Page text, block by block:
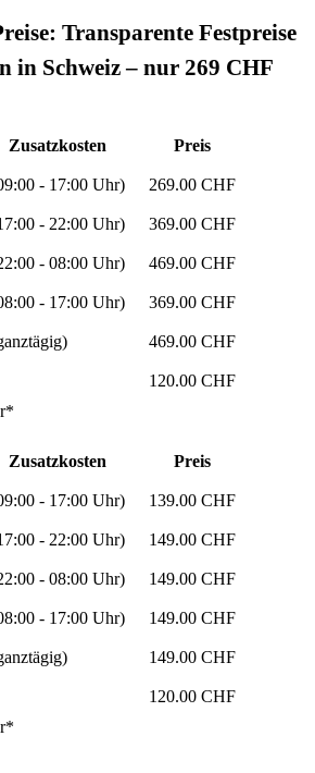
Transparente Festpreise
in Schweiz – nur 269 CHF
Zusatzkosten Preis
- 17:00 Uhr) 269.00 CHF
- 22:00 Uhr) 369.00 CHF
- 08:00 Uhr) 469.00 CHF
- 17:00 Uhr) 369.00 CHF
469.00 CHF
120.00 CHF
Zusatzkosten Preis
- 17:00 Uhr) 139.00 CHF
- 22:00 Uhr) 149.00 CHF
- 08:00 Uhr) 149.00 CHF
- 17:00 Uhr) 149.00 CHF
149.00 CHF
120.00 CHF